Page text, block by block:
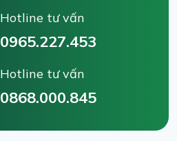
Hotline tư vấn
0965.227.453
Hotline tư vấn
0868.000.845